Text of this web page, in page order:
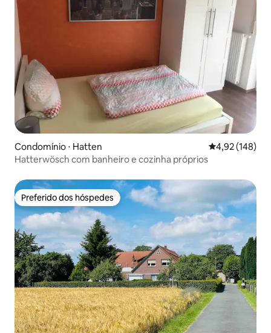
Condomínio ⋅ Hatten 4,92 de uma
4,92 (148)
Hatterwösch com banheiro e cozinha próprios
Preferido dos hóspedes
Preferido dos hóspedes